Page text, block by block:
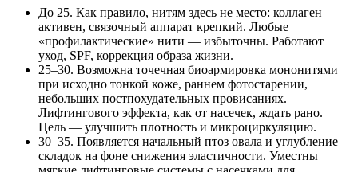
До 25. Как правило, нитям здесь не место: коллаген
активен, связочный аппарат крепкий. Любые
«профилактические» нити — избыточны. Работают
уход, SPF, коррекция образа жизни.
25–30. Возможна точечная биоармировка мононитями
при исходно тонкой коже, раннем фотостарении,
небольших постпохудательных провисаниях.
Лифтингового эффекта, как от насечек, ждать рано.
Цель — улучшить плотность и микроциркуляцию.
30–35. Появляется начальный птоз овала и углубление
складок на фоне снижения эластичности. Уместны